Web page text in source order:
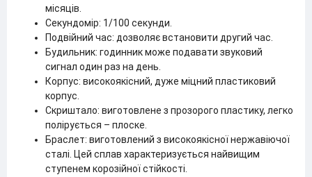
місяців.
Секундомір: 1/100 секунди.
Подвійний час: дозволяє встановити другий час.
Будильник: годинник може подавати звуковий
сигнал один раз на день.
Корпус: високоякісний, дуже міцний пластиковий
корпус.
Скриштало: виготовлене з прозорого пластику, легко
полірується – плоске.
Браслет: виготовлений з високоякісної нержавіючої
сталі. Цей сплав характеризується найвищим
ступенем корозійної стійкості.